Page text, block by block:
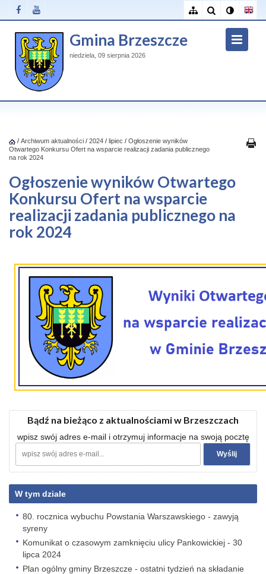
Gmina Brzeszcze
niedziela, 09 sierpnia 2026
/ Archiwum aktualności / 2024 / lipiec / Ogłoszenie wyników
Otwartego Konkursu Ofert na wsparcie realizacji zadania publicznego
na rok 2024
Ogłoszenie wyników Otwartego
Konkursu Ofert na wsparcie
realizacji zadania publicznego na
rok 2024
Bądź na bieżąco z aktualnościami w Brzeszczach
wpisz swój adres e-mail i otrzymuj informacje na swoją pocztę
W tym dziale
80. rocznica wybuchu Powstania Warszawskiego - zawyją
syreny
Komunikat o czasowym zamknięciu ulicy Pankowickiej - 30
lipca 2024
Plan ogólny gminy Brzeszcze - ostatni tydzień na składanie